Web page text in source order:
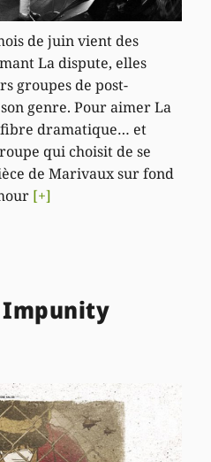
de juin vient des
La dispute, elles
groupes de post-
genre. Pour aimer La
dramatique… et
qui choisit de se
de Marivaux sur fond
[+]
Impunity